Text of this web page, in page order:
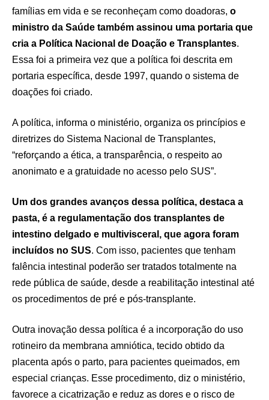
famílias em vida e se reconheçam como doadoras, o
ministro da Saúde também assinou uma portaria que
cria a Política Nacional de Doação e Transplantes.
Essa foi a primeira vez que a política foi descrita em
portaria específica, desde 1997, quando o sistema de
doações foi criado.
A política, informa o ministério, organiza os princípios e
diretrizes do Sistema Nacional de Transplantes,
“reforçando a ética, a transparência, o respeito ao
anonimato e a gratuidade no acesso pelo SUS”.
Um dos grandes avanços dessa política, destaca a
pasta, é a regulamentação dos transplantes de
intestino delgado e multivisceral, que agora foram
incluídos no SUS. Com isso, pacientes que tenham
falência intestinal poderão ser tratados totalmente na
rede pública de saúde, desde a reabilitação intestinal até
os procedimentos de pré e pós-transplante.
Outra inovação dessa política é a incorporação do uso
rotineiro da membrana amniótica, tecido obtido da
placenta após o parto, para pacientes queimados, em
especial crianças. Esse procedimento, diz o ministério,
favorece a cicatrização e reduz as dores e o risco de